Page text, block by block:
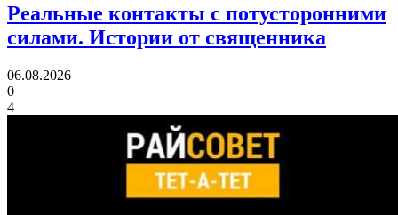
Реальные контакты с потусторонними
силами. Истории от священника
06.08.2026
0
4